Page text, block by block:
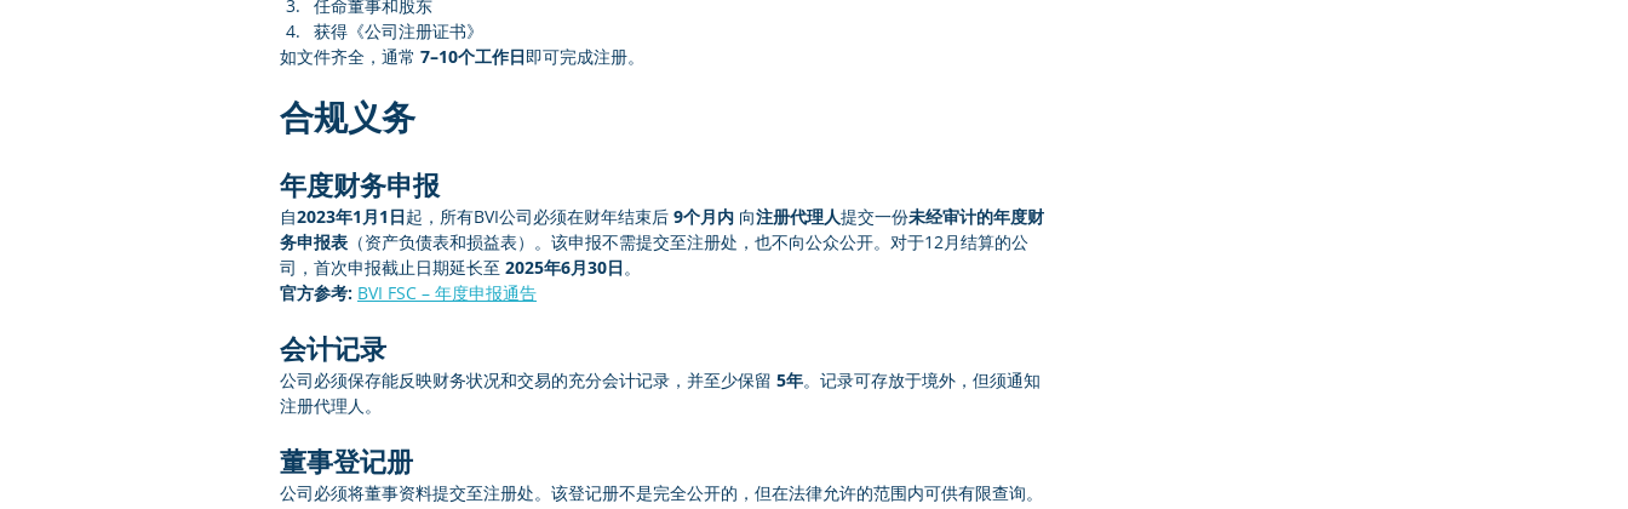
任命董事和股东
获得《公司注册证书》
如文件齐全，通常 7–10个工作日即可完成注册。
合规义务
年度财务申报
自2023年1月1日起，所有BVI公司必须在财年结束后 9个月内 向注册代理人提交一份未经审计的年度财
务申报表 （资产负债表和损益表）。该申报不需提交至注册处，也不向公众公开。对于12月结算的公
司，首次申报截止日期延长至 2025年6月30日。
官方参考: BVI FSC – 年度申报通告
会计记录
公司必须保存能反映财务状况和交易的充分会计记录，并至少保留 5年。记录可存放于境外，但须通知
注册代理人。
董事登记册
公司必须将董事资料提交至注册处。该登记册不是完全公开的，但在法律允许的范围内可供有限查询。